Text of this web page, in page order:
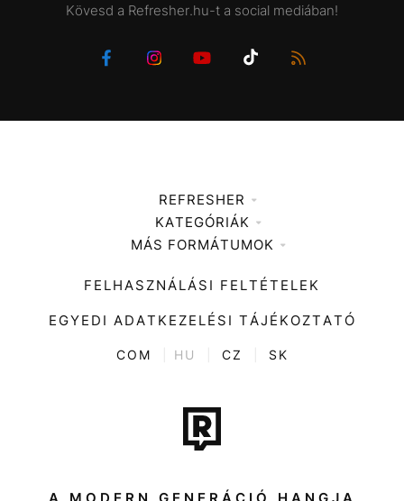
Kövesd a Refresher.hu-t a social mediában!
REFRESHER
Médiaajánlat
KATEGÓRIÁK
Zene
Divat
Kultúra
ENTR
Tech-Tudomány
Sport
Társadalom
MÁS FORMÁTUMOK
FELHASZNÁLÁSI FELTÉTELEK
EGYEDI ADATKEZELÉSI TÁJÉKOZTATÓ
COM HU CZ SK